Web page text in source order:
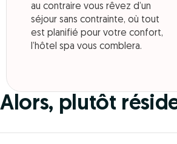
au contraire vous rêvez d’un
séjour sans contrainte, où tout
est planifié pour votre confort,
l’hôtel spa vous comblera.
Alors, plutôt